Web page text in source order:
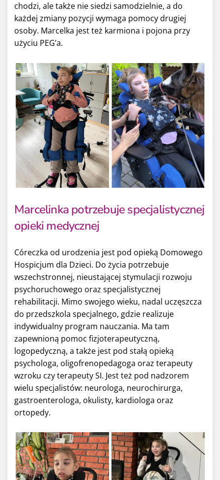
chodzi, ale także nie siedzi samodzielnie, a do
każdej zmiany pozycji wymaga pomocy drugiej
osoby. Marcelka jest też karmiona i pojona przy
użyciu PEG’a.
Marcelinka potrzebuje specjalistycznej
opieki medycznej
Córeczka od urodzenia jest pod opieką Domowego
Hospicjum dla Dzieci. Do życia potrzebuje
wszechstronnej, nieustającej stymulacji rozwoju
psychoruchowego oraz specjalistycznej
rehabilitacji. Mimo swojego wieku, nadal uczęszcza
do przedszkola specjalnego, gdzie realizuje
indywidualny program nauczania. Ma tam
zapewnioną pomoc fizjoterapeutyczną,
logopedyczną, a także jest pod stałą opieką
psychologa, oligofrenopedagoga oraz terapeuty
wzroku czy terapeuty SI. Jest też pod nadzorem
wielu specjalistów: neurologa, neurochirurga,
gastroenterologa, okulisty, kardiologa oraz
ortopedy.